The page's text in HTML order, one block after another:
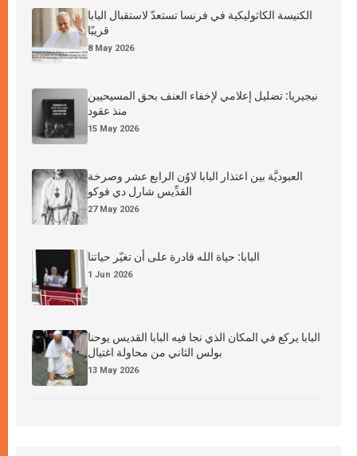
الكنيسة الكاثوليكية في فرنسا تستعدّ لاستقبال البابا
قريبًا
8 May 2026
نيجيريا: تضليل إعلامي لإخفاء العنف بحق المسيحيين
منذ عقود
15 May 2026
العبوديَّة بين اعتذار البابا لاوُن الرابع عشر وصرخة
القدِّيس شارل دي فوكو
27 May 2026
البابا: حياة الله قادرة على أن تغيّر حياتنا
1 Jun 2026
البابا يركع في المكان الذي نجا فيه البابا القديس يوحنا
بولس الثاني من محاولة اغتيال
13 May 2026